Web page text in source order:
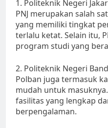
1. Politeknik Negeri
PNJ merupakan salah
yang memiliki tingkat
terlalu ketat. Selain itu,
program studi yang
2. Politeknik Negeri
Polban juga termasuk
mudah untuk
fasilitas yang lengkap
berpengalaman.